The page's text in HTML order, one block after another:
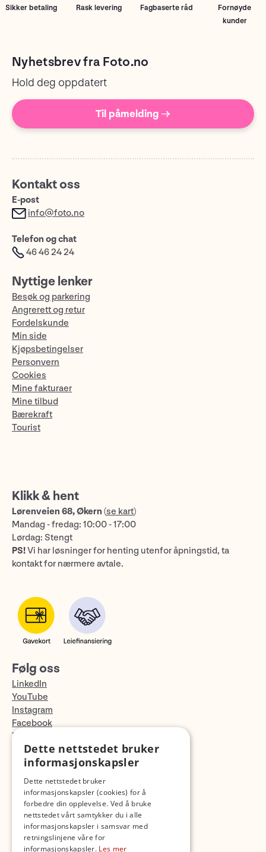
Sikker betaling Rask levering Fagbaserte råd
Fornøyde
kunder
Nyhetsbrev fra Foto.no
Hold deg oppdatert
Til påmelding →
Kontakt oss
E-post
info@foto.no
Telefon og chat
46 46 24 24
Nyttige lenker
Besøk og parkering
Angrerett og retur
Fordelskunde
Min side
Kjøpsbetingelser
Personvern
Cookies
Mine fakturaer
Mine tilbud
Bærekraft
Tourist
Klikk & hent
Lørenveien 68, Økern (se kart)
Mandag - fredag: 10:00 - 17:00
Lørdag: Stengt
PS!Vi har løsninger for henting utenfor åpningstid, ta
kontakt for nærmere avtale.
Følg oss
LinkedIn
YouTube
Instagram
Facebook
TikTok
Fotopodden
Dette nettstedet bruker
informasjonskapsler
Dette nettstedet bruker
informasjonskapsler (cookies) for å
forbedre din opplevelse. Ved å bruke
nettstedet vårt samtykker du i alle
informasjonskapsler i samsvar med
retningslinjene våre for
informasjonskapsler. Les mer